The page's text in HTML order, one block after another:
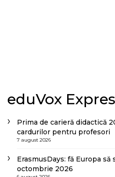
eduVox
Prima de carieră didactică
cardurilor pentru profesori
7 august 2026
ErasmusDays: fă Europa să
octombrie 2026